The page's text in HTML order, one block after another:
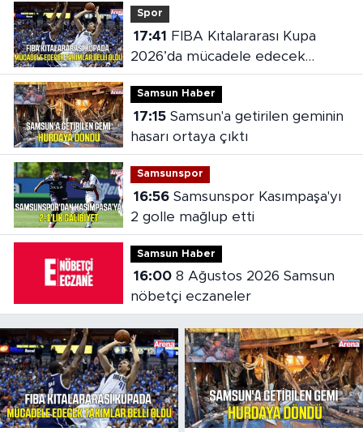
Spor
17:41
2026’da mücadele edecek
takımlar belli oldu
Samsun Haber
17:15Samsun'a getirilen geminin
hasarı ortaya çıktı
Samsunspor
16:56Samsunspor Kasımpaşa'yı
2 golle mağlup etti
Samsun Haber
16:008 Ağustos 2026 Samsun
nöbetçi eczaneler